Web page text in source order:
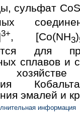
сульфат
3+, [Co(NH3)
для
сплавов и
эмалей и
информация